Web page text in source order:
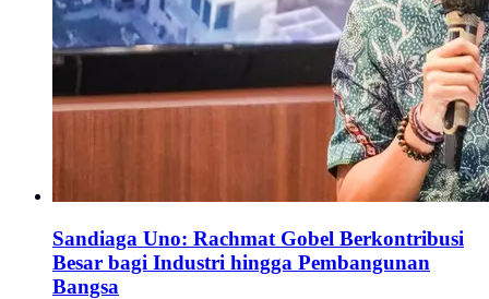
Sandiaga Uno: Rachmat Gobel Berkontribusi
Besar bagi Industri hingga Pembangunan
Bangsa